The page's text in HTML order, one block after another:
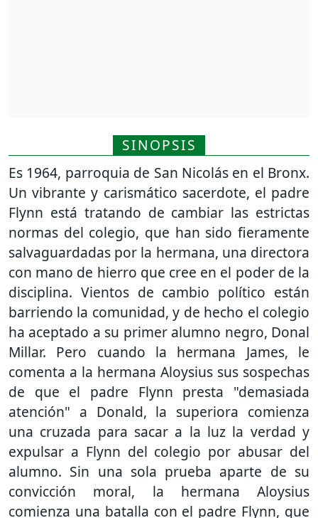
SINOPSIS
Es 1964, parroquia de San Nicolás en el Bronx.
Un vibrante y carismático sacerdote, el padre
Flynn está tratando de cambiar las estrictas
normas del colegio, que han sido fieramente
salvaguardadas por la hermana, una directora
con mano de hierro que cree en el poder de la
disciplina. Vientos de cambio político están
barriendo la comunidad, y de hecho el colegio
ha aceptado a su primer alumno negro, Donal
Millar. Pero cuando la hermana James, le
comenta a la hermana Aloysius sus sospechas
de que el padre Flynn presta "demasiada
atención" a Donald, la superiora comienza
una cruzada para sacar a la luz la verdad y
expulsar a Flynn del colegio por abusar del
alumno. Sin una sola prueba aparte de su
convicción moral, la hermana Aloysius
comienza una batalla con el padre Flynn, que